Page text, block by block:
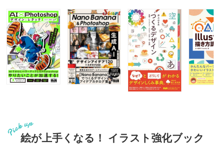
絵が上手くなる！ イラスト強化ブック